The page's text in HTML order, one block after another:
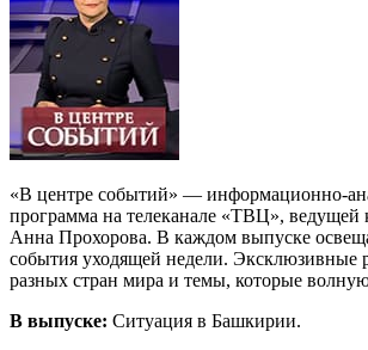
«В центре событий» — информационно-
программа на телеканале «ТВЦ», ведущей
Анна Прохорова. В каждом выпуске
события уходящей недели. Эксклюзивные
разных стран мира и темы, которые
В выпуске: Ситуация в Башкирии.